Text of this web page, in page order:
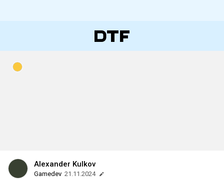
Alexander Kulkov
Gamedev 21.11.2024